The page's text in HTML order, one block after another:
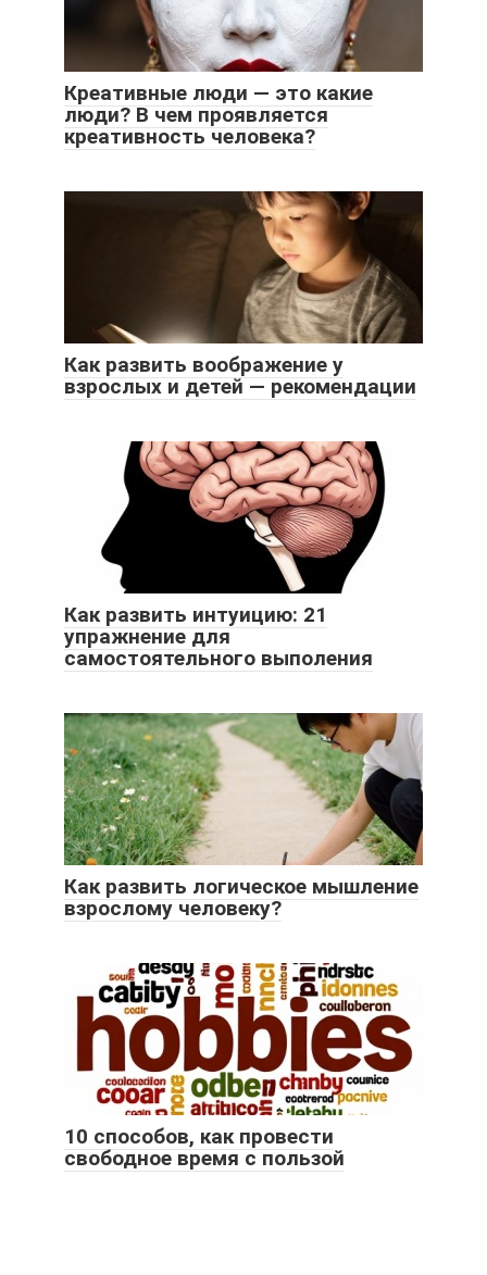
Креативные люди — это какие
люди? В чем проявляется
креативность человека?
Как развить воображение у
взрослых и детей — рекомендации
Как развить интуицию: 21
упражнение для
самостоятельного выполения
Как развить логическое мышление
взрослому человеку?
10 способов, как провести
свободное время с пользой